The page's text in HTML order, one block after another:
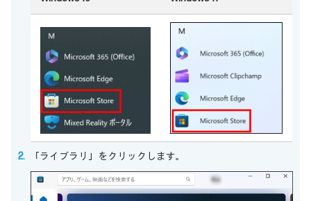
「ライブラリ」をクリックします。